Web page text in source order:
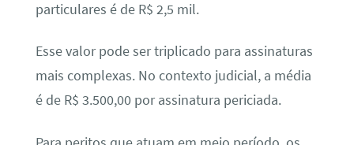
particulares é de R$ 2,5 mil.
Esse valor pode ser triplicado para assinaturas
mais complexas. No contexto judicial, a média
é de R$ 3.500,00 por assinatura periciada.